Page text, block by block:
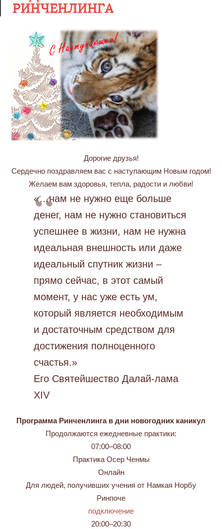
РИНЧЕНЛИНГА
Дорогие друзья!
Сердечно поздравляем вас с наступающим Новым годом!
Желаем вам здоровья, тепла, радости и любви!
«…нам не нужно еще больше
денег, нам не нужно становиться
успешнее в жизни, нам не нужна
идеальная внешность или даже
идеальный спутник жизни –
прямо сейчас, в этот самый
момент, у нас уже есть ум,
который является необходимым
и достаточным средством для
достижения полноценного
счастья.»
Его Святейшество Далай-лама
XIV
Программа Ринченлинга в дни новогодних каникул
Продолжаются ежедневные практики:
07:00–08:00
Практика Осер Ченмы
Онлайн
Для людей, получивших учения от Намкая Норбу
Ринпоче
подключение
20:00–20:30